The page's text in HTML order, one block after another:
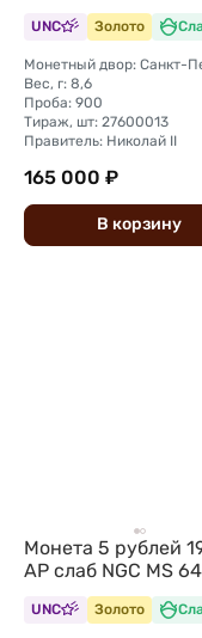
UNC Золото
Вес, г: 8,6
Проба: 900
Тираж, шт: 27600013
Правитель: Николай II
165 000 ₽
В корзину
Монета 5 рублей
АР слаб NGC MS 64
UNC Золото